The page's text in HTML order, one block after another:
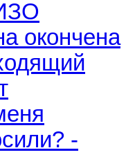
окончена
-